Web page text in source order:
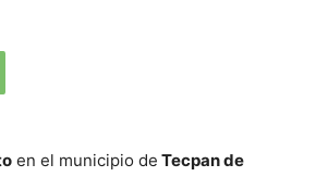
en el municipio de Tecpan de